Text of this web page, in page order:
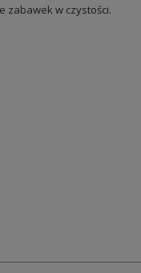
zabawek w czystości.